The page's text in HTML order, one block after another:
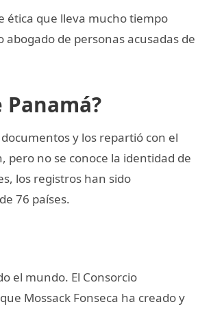
ética que lleva mucho tiempo
de personas acusadas de
y los repartió con el
pero no se conoce la identidad de
los registros han sido
76 países.
el mundo. El Consorcio
Mossack Fonseca ha creado y